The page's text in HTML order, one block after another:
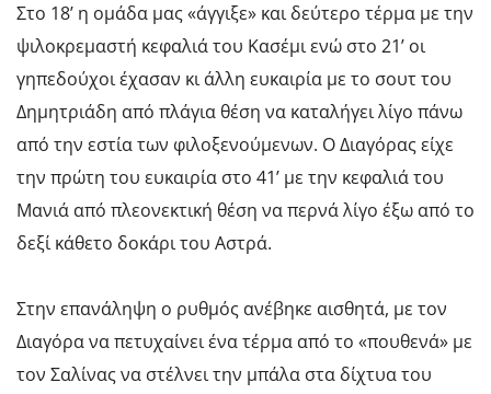
Στο 18’ η ομάδα μας «άγγιξε» και δεύτερο τέρμα με την
ψιλοκρεμαστή κεφαλιά του Κασέμι ενώ στο 21’ οι
γηπεδούχοι έχασαν κι άλλη ευκαιρία με το σουτ του
Δημητριάδη από πλάγια θέση να καταλήγει λίγο πάνω
από την εστία των φιλοξενούμενων. Ο Διαγόρας είχε
την πρώτη του ευκαιρία στο 41’ με την κεφαλιά του
Μανιά από πλεονεκτική θέση να περνά λίγο έξω από το
δεξί κάθετο δοκάρι του Αστρά.
Στην επανάληψη ο ρυθμός ανέβηκε αισθητά, με τον
Διαγόρα να πετυχαίνει ένα τέρμα από το «πουθενά» με
τον Σαλίνας να στέλνει την μπάλα στα δίχτυα του